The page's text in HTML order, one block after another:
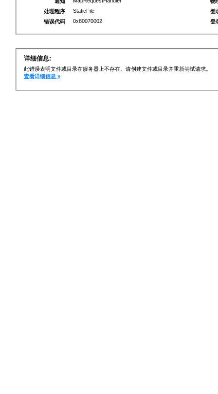
处理程序
StaticFile
错误代码
0x80070002
登
登
详细信息:
此错误表明文件或目录在服务器上不存在。请创建文件或目录并重新尝试请求。
查看详细信息 »